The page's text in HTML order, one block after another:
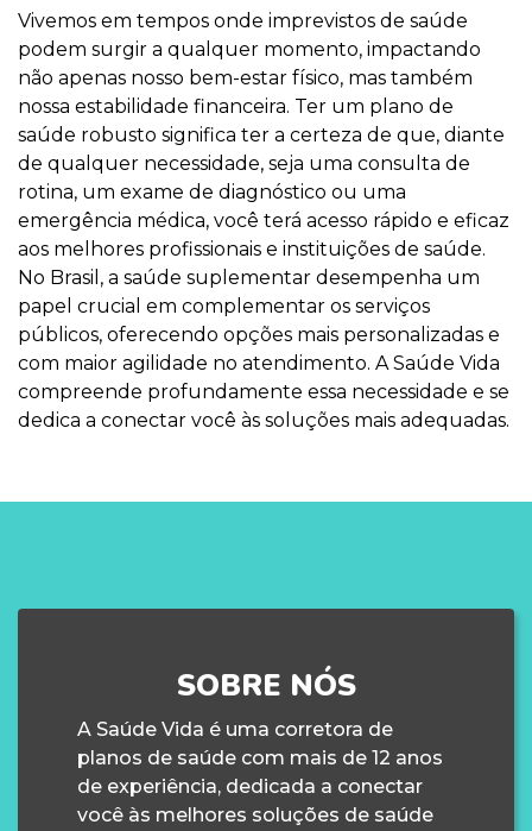
Vivemos em tempos onde imprevistos de saúde
podem surgir a qualquer momento, impactando
não apenas nosso bem-estar físico, mas também
nossa estabilidade financeira. Ter um plano de
saúde robusto significa ter a certeza de que, diante
de qualquer necessidade, seja uma consulta de
rotina, um exame de diagnóstico ou uma
emergência médica, você terá acesso rápido e eficaz
aos melhores profissionais e instituições de saúde.
No Brasil, a saúde suplementar desempenha um
papel crucial em complementar os serviços
públicos, oferecendo opções mais personalizadas e
com maior agilidade no atendimento. A Saúde Vida
compreende profundamente essa necessidade e se
dedica a conectar você às soluções mais adequadas.
SOBRE NÓS
A Saúde Vida é uma corretora de
planos de saúde com mais de 12 anos
de experiência, dedicada a conectar
você às melhores soluções de saúde